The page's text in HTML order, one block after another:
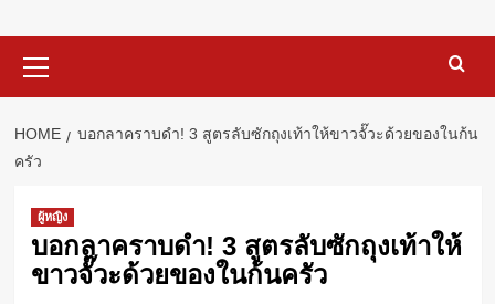
Menu
HOME
บอกลาคราบดำ! 3 สูตรลับซักถุงเท้าให้ขาวจั๊วะด้วยของในก้น
ครัว
ผู้หญิง
บอกลาคราบดำ! 3 สูตรลับซักถุงเท้าให้
ขาวจั๊วะด้วยของในก้นครัว